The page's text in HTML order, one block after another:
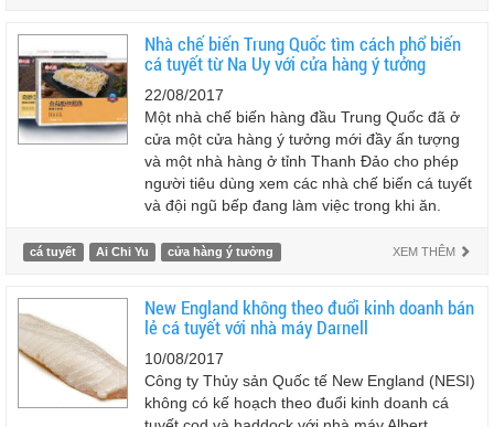
Nhà chế biến Trung Quốc tìm cách phổ biến
cá tuyết từ Na Uy với cửa hàng ý tưởng
22/08/2017
Một nhà chế biến hàng đầu Trung Quốc đã ở
cửa một cửa hàng ý tưởng mới đầy ấn tượng
và một nhà hàng ở tỉnh Thanh Đảo cho phép
người tiêu dùng xem các nhà chế biến cá tuyết
và đội ngũ bếp đang làm việc trong khi ăn.
cá tuyết Ai Chi Yu cửa hàng ý tưởng XEM THÊM
New England không theo đuổi kinh doanh bán
lẻ cá tuyết với nhà máy Darnell
10/08/2017
Công ty Thủy sản Quốc tế New England (NESI)
không có kế hoạch theo đuổi kinh doanh cá